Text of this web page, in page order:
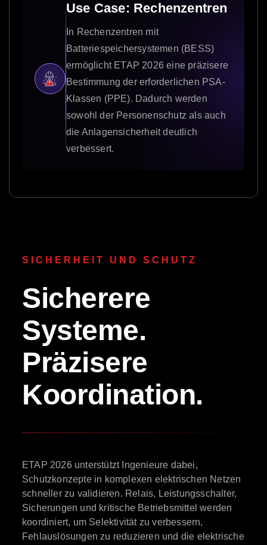
Use Case: Rechenzentren
In Rechenzentren mit
Batteriespeichersystemen (BESS)
ermöglicht ETAP 2026 eine präzisere
Bestimmung der erforderlichen PSA-
Klassen (PPE). Dadurch werden
sowohl der Personenschutz als auch
die Anlagensicherheit deutlich
verbessert.
SICHERHEIT UND SCHUTZ
Sicherere
Systeme.
Präzisere
Koordination.
ETAP 2026 unterstützt Ingenieure dabei,
Schutzkonzepte in komplexen elektrischen Netzen
schneller zu validieren. Relais, Leistungsschalter,
Sicherungen und kritische Betriebsmittel werden
koordiniert, um Selektivität zu verbessern,
Fehlauslösungen zu reduzieren und die elektrische